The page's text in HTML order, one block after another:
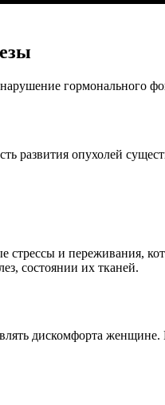
гормонального
развития опухолей
стрессы и переживания,
состоянии их тканей.
дискомфорта